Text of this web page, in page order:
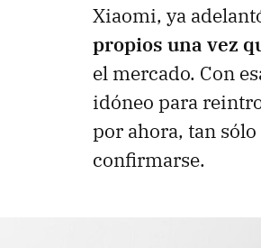
Xiaomi, ya
propios una vez
el mercado. Con
idóneo para
por ahora, tan
confirmarse.